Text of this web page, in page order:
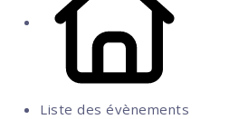
Liste des évènements